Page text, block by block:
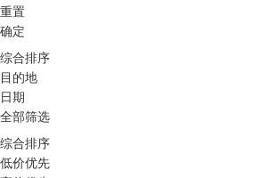
重置
确定
综合排序
目的地
日期
全部筛选
综合排序
低价优先